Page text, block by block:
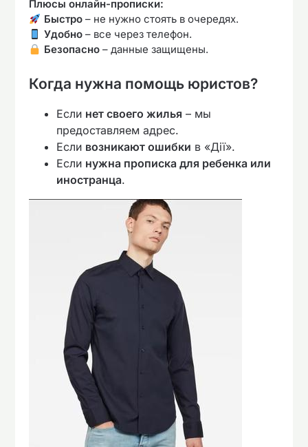
Плюсы онлайн-прописки:
Быстро– не нужно стоять в очередях.
Удобно– все через телефон.
Безопасно– данные защищены.
Когда нужна помощь юристов?
Если нет своего жилья – мы
предоставляем адрес.
Если возникают ошибки в «Дії».
Если нужна прописка для ребенка или
иностранца.